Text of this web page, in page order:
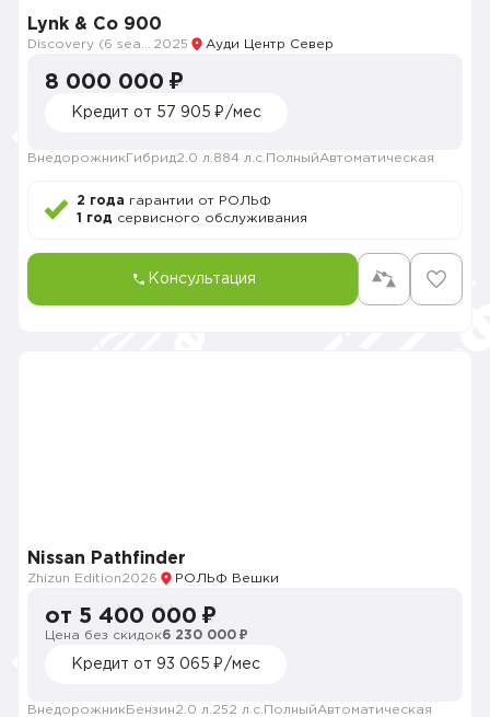
Lynk & Co 900
2025 Ауди Центр Север
8 000 000 ₽
Кредит от 57 905 ₽/мес
Внедорожник Гибрид2.0 л. 884 л.с. ПолныйАвтоматическая
2 года гарантии от РОЛЬФ
1 год сервисного обслуживания
Консультация
Nissan Pathfinder
Zhizun Edition2026 РОЛЬФ Вешки
от 5 400 000 ₽
Цена без скидок6 230 000 ₽
Кредит от 93 065 ₽/мес
Внедорожник Бензин2.0 л. 252 л.с. ПолныйАвтоматическая